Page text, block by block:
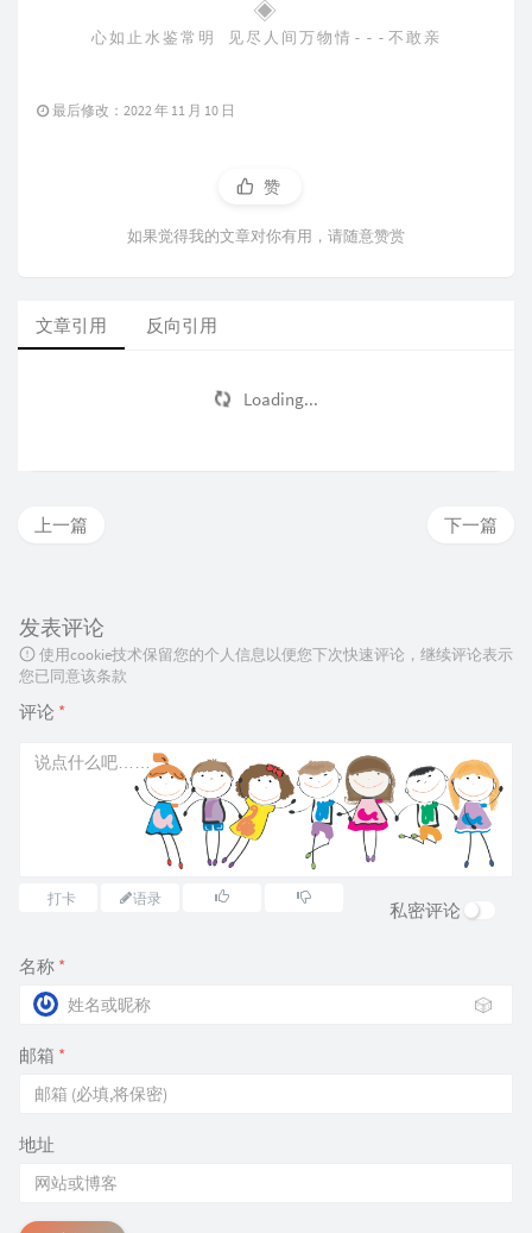
◈
心如止水鉴常明 见尽人间万物情---不敢亲
最后修改：2022 年 11 月 10 日
赞
如果觉得我的文章对你有用，请随意赞赏
文章引用 反向引用
Loading...
下一篇
上一篇
发表评论
使用cookie技术保留您的个人信息以便您下次快速评论，继续评论表示
您已同意该条款
评论 *
打卡 语录
私密评论
名称 *
🎲
邮箱 *
地址